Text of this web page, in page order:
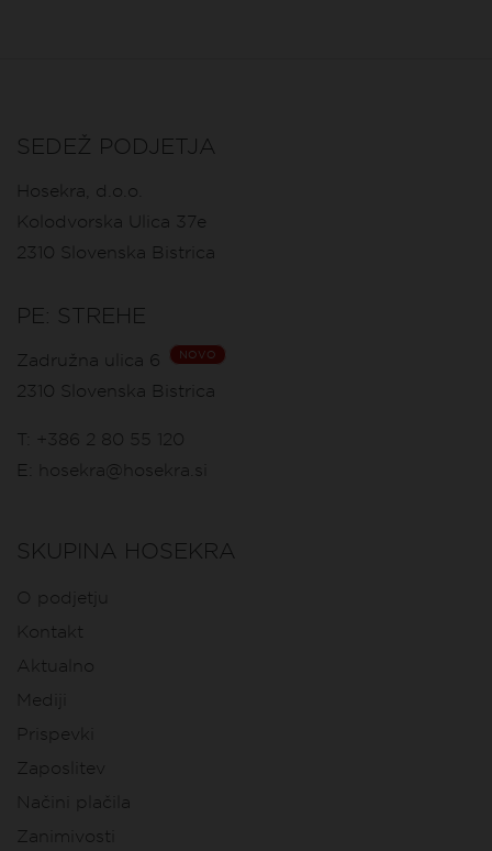
SEDEŽ PODJETJA
Hosekra, d.o.o.
Kolodvorska Ulica 37e
2310 Slovenska Bistrica
PE: STREHE
Zadružna ulica 6 NOVO
2310 Slovenska Bistrica
T:
+386 2 80 55 120
E:
hosekra@hosekra.si
SKUPINA HOSEKRA
O podjetju
Kontakt
Aktualno
Mediji
Prispevki
Zaposlitev
Načini plačila
Zanimivosti